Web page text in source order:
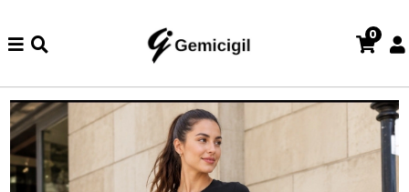
iade ve değişim işlemi yoktur.
0